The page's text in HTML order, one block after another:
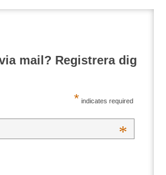
mail? Registrera dig
* indicates required
*